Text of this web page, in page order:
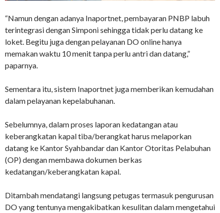
“Namun dengan adanya Inaportnet, pembayaran PNBP labuh
terintegrasi dengan Simponi sehingga tidak perlu datang ke
loket. Begitu juga dengan pelayanan DO online hanya
memakan waktu 10 menit tanpa perlu antri dan datang,”
paparnya.
Sementara itu, sistem Inaportnet juga memberikan kemudahan
dalam pelayanan kepelabuhanan.
Sebelumnya, dalam proses laporan kedatangan atau
keberangkatan kapal tiba/berangkat harus melaporkan
datang ke Kantor Syahbandar dan Kantor Otoritas Pelabuhan
(OP) dengan membawa dokumen berkas
kedatangan/keberangkatan kapal.
Ditambah mendatangi langsung petugas termasuk pengurusan
DO yang tentunya mengakibatkan kesulitan dalam mengetahui